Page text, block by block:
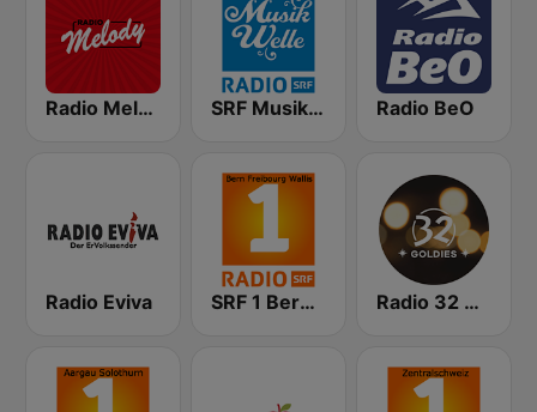
Radio Melody Schweiz SRF Musikwelle Radio BeO
Radio Eviva SRF 1 Bern Freibourg Wallis Radio 32 Goldies